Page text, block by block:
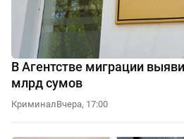
В Агентстве миграции
млрд сумов
КриминалВчера, 17:00